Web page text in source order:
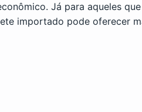
Já para aqueles
importado pode oferecer